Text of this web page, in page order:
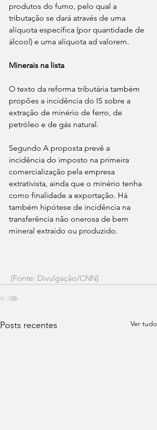
produtos do fumo, pelo qual a
tributação se dará através de uma
alíquota específica (por quantidade de
álcool) e uma alíquota ad valorem.
Minerais na lista
O texto da reforma tributária também
propões a incidência do IS sobre a
extração de minério de ferro, de
petróleo e de gás natural.
Segundo A proposta prevê a
incidência do imposto na primeira
comercialização pela empresa
extrativista, ainda que o minério tenha
como finalidade a exportação. Há
também hipótese de incidência na
transferência não onerosa de bem
mineral extraído ou produzido.
(Fonte: Divulgação/CNN)
Posts recentes Ver tudo